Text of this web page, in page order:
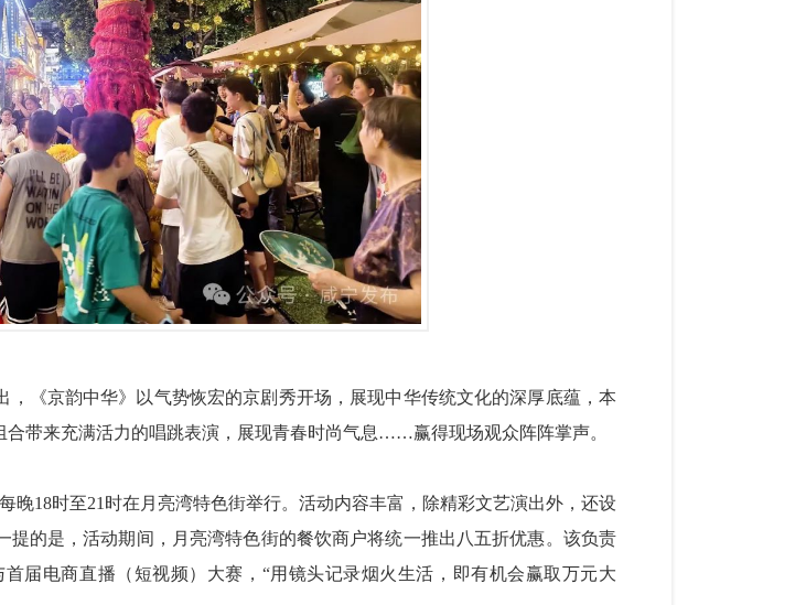
《京韵中华》以气势恢宏的京剧秀开场，展现中华传统文化的深厚底蕴，本
带来充满活力的唱跳表演，展现青春时尚气息……赢得现场观众阵阵掌声。
晚18时至21时在月亮湾特色街举行。活动内容丰富，除精彩文艺演出外，还设
的是，活动期间，月亮湾特色街的餐饮商户将统一推出八五折优惠。该负责
届电商直播（短视频）大赛，“用镜头记录烟火生活，即有机会赢取万元大